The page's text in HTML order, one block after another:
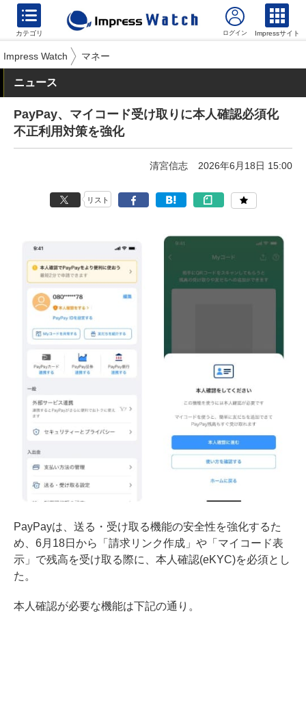
カテゴリ Impressサイト
Impress Watch マネー
ニュース
PayPay、マイコード受け取りに本人確認必須化
不正利用対策を強化
清宮信志 2026年6月18日 15:00
リスト
PayPayは、送る・受け取る機能の安全性を強化するた
め、6月18日から「請求リンク作成」や「マイコード表
示」で残高を受け取る際に、本人確認(eKYC)を必須とし
た。
本人確認が必要な機能は下記の通り。